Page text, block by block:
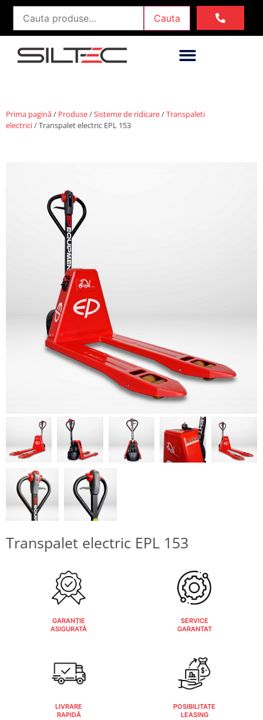
Cauta
Prima pagină/ Produse/Sisteme de ridicare/Transpaleti
electrici/ Transpalet electric EPL 153
Transpalet electric EPL 153
GARANȚIE
ASIGURATĂ
SERVICE
GARANTAT
LIVRARE
RAPIDĂ
POSIBILITATE
LEASING